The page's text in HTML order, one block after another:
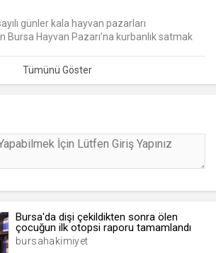
lang
.web.tv
Seçilen dil tercihini tutmak
.web.tv
[hash]
.web.tv
günler kala hayvan pazarları
Bursa Hayvan Pazarı’na kurbanlık satmak
Bursa'da dişi çekildikten sonra ölen
çocuğun ilk otopsi raporu tamamlandı
bursahakimiyet